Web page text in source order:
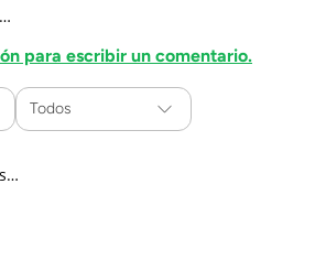
para escribir un comentario.
Todos